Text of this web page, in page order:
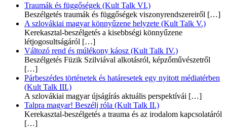
Traumák és függőségek (Kult Talk VI.)
Beszélgetés traumák és függőségek viszonyrendszereiről […]
A szlovákiai magyar könnyűzene helyzete (Kult Talk V.)
Kerekasztal-beszélgetés a kisebbségi könnyűzene
létjogosultságáról […]
Változó rend és múlékony káosz (Kult Talk IV.)
Beszélgetés Füzik Szilviával alkotásról, képzőművészetről
[…]
Párbeszédes történetek és határesetek egy nyitott médiatérben
(Kult Talk III.)
A szlovákiai magyar újságírás aktuális perspektívái […]
Talpra magyar! Beszélj róla (Kult Talk II.)
Kerekasztal-beszélgetés a trauma és az irodalom kapcsolatáról
[…]